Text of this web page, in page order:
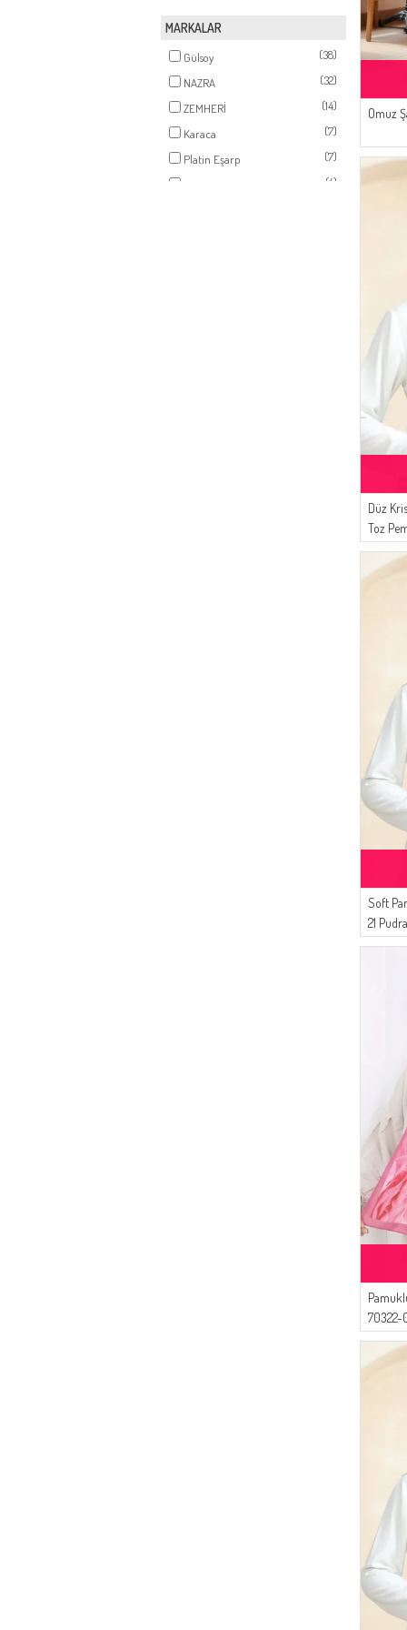
MARKALAR
Gülsoy
(38)
NAZRA
(32)
ZEMHERİ
(14)
Karaca
(7)
Platin Eşarp
(7)
(4)
Omuz
Düz
Toz
Soft
21
70322-